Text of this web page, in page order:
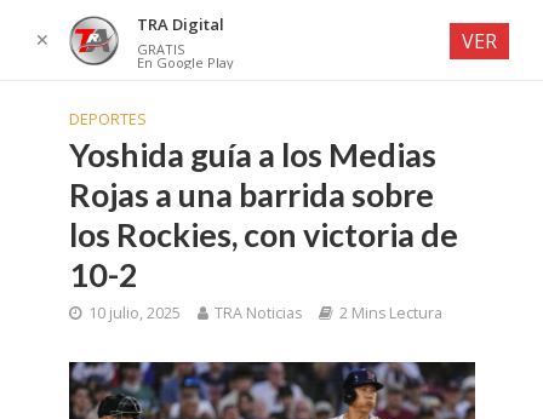
DEPORTES
Yoshida guía a los Medias
Rojas a una barrida sobre
los Rockies, con victoria de
10-2
10 julio, 2025 TRA Noticias 2 Mins Lectura
✕
TRA Digital
GRATIS
En Google Play
VER